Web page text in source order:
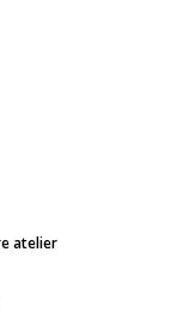
atelier